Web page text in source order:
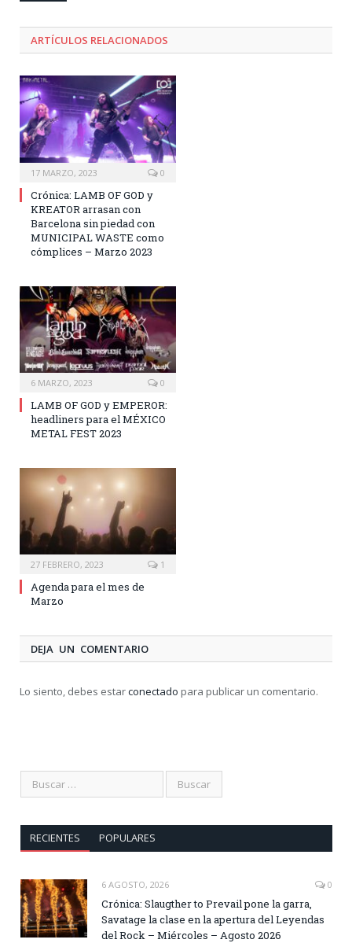
ARTÍCULOS RELACIONADOS
17 MARZO, 2023 0
Crónica: LAMB OF GOD y
KREATOR arrasan con
Barcelona sin piedad con
MUNICIPAL WASTE como
cómplices – Marzo 2023
6 MARZO, 2023 0
LAMB OF GOD y EMPEROR:
headliners para el MÉXICO
METAL FEST 2023
27 FEBRERO, 2023 1
Agenda para el mes de
Marzo
DEJA UN COMENTARIO
Lo siento, debes estarconectado para publicar un comentario.
RECIENTES POPULARES
6 AGOSTO, 2026 0
Crónica: Slaugther to Prevail pone la garra,
Savatage la clase en la apertura del Leyendas
del Rock – Miércoles – Agosto 2026